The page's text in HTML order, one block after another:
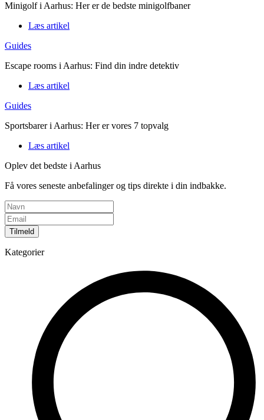
Minigolf i Aarhus: Her er de bedste minigolfbaner
Læs artikel
Guides
Escape rooms i Aarhus: Find din indre detektiv
Læs artikel
Guides
Sportsbarer i Aarhus: Her er vores 7 topvalg
Læs artikel
Oplev det bedste i Aarhus
Få vores seneste anbefalinger og tips direkte i din indbakke.
Tilmeld
Kategorier